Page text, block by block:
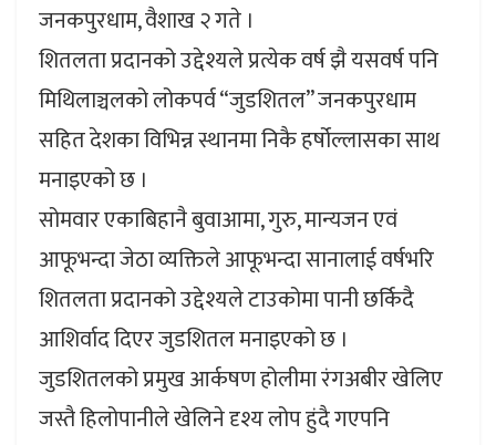
जनकपुरधाम, वैशाख २ गते ।
शितलता प्रदानको उद्देश्यले प्रत्येक वर्ष झै यसवर्ष पनि
मिथिलाञ्चलको लोकपर्व “जुडशितल” जनकपुरधाम
सहित देशका विभिन्न स्थानमा निकै हर्षोल्लासका साथ
मनाइएको छ ।
सोमवार एकाबिहानै बुवाआमा, गुरु, मान्यजन एवं
आफूभन्दा जेठा व्यक्तिले आफूभन्दा सानालाई वर्षभरि
शितलता प्रदानको उद्देश्यले टाउकोमा पानी छर्किदै
आशिर्वाद दिएर जुडशितल मनाइएको छ ।
जुडशितलको प्रमुख आर्कषण होलीमा रंगअबीर खेलिए
जस्तै हिलोपानीले खेलिने दृश्य लोप हुंदै गएपनि